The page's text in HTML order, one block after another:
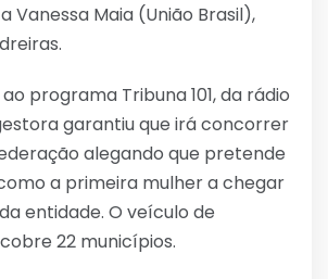
Vanessa Maia (União Brasil),
programa Tribuna 101, da rádio
garantiu que irá concorrer
alegando que pretende
a primeira mulher a chegar
entidade. O veículo de
22 municípios.